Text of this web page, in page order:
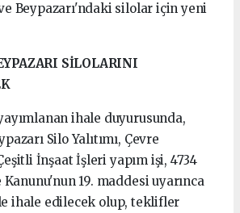
Beypazarı'ndaki silolar için yeni
SİLOLARINI
ihale duyurusunda,
Silo Yalıtımı, Çevre
İnşaat İşleri yapım işi, 4734
Kanunu'nun 19. maddesi uyarınca
ihale edilecek olup, teklifler